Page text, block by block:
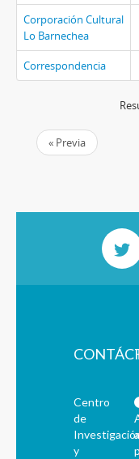
Corporación Cultural
Lo Barnechea
Correspondencia
« Previa
Centro
de
y